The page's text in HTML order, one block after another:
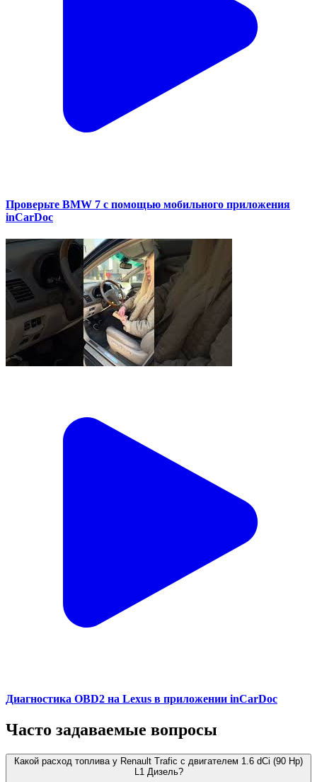
Проверьте BMW 7 с помощью мобильного приложения
inCarDoc
Диагностика OBD2 на Lexus в приложении inCarDoc
Часто задаваемые вопросы
Какой расход топлива у Renault Trafic с двигателем 1.6 dCi (90 Hp)
L1 Дизель?